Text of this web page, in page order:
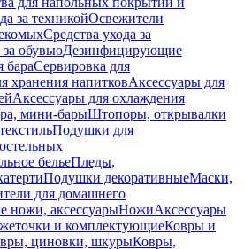
за техникойОсвежители
Средства ухода за
за обувьюДезинфицирующие
бараСервировка для
хранения напитковАксессуары для
Аксессуары для охлаждения
мини-барыШтопоры, открывалки
Подушки для
бельеПледы,
Подушки декоративныеМаски,
для домашнего
ножи, аксессуарыНожиАксессуары
и комплектующиеКовры и
циновки, шкурыКовры,